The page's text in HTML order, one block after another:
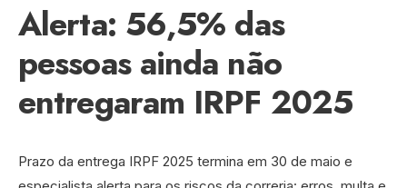
Alerta: 56,5% das
pessoas ainda não
entregaram IRPF 2025
Prazo da entrega IRPF 2025 termina em 30 de maio e